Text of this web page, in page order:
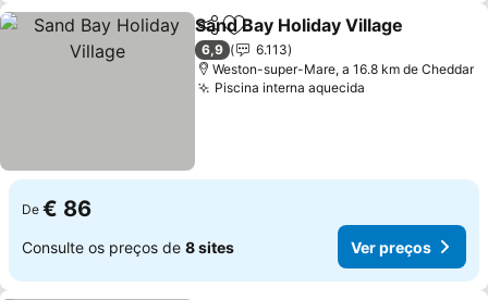
PartilharAdicionar aos favoritos
Sand Bay Holiday Village
6,9
6.113
Weston-super-Mare, a 16.8 km de Cheddar
Piscina interna aquecida
De € 86
Consulte os preços de 8 sites Ver preços